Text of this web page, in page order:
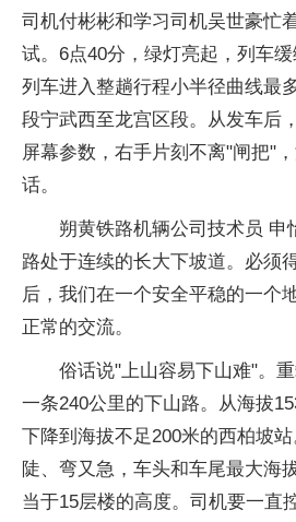
司机付彬彬和学习司机吴世豪忙
试。6点40分，绿灯亮起，列车缓
列车进入整趟行程小半径曲线最
段宁武西至龙宫区段。从发车后
屏幕参数，右手片刻不离"闸把"
话。
朔黄铁路机辆公司技术员 申
路处于连续的长大下坡道。必须
后，我们在一个安全平稳的一个
正常的交流。
俗话说"上山容易下山难"。
一条240公里的下山路。从海拔
下降到海拔不足200米的西柏坡
陡、弯又急，车头和车尾最大海
当于15层楼的高度。司机要一直